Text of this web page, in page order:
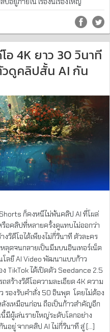
อ 4K ยาว 30 วินาที
วดูคลิปสั้น AI กัน
ก็คงหนีไม่พ้นคลิป AI ที่โผล่
อคลิปที่หลายครั้งดูแทบไม่ออกว่า
งวิดีโอได้เพียงไม่กี่วินาที ตัวละคร
ลุดจนกลายเป็นมีมบนอินเทอร์เน็ต
โลยี AI Video พัฒนาแบบก้าว
TikTok ได้เปิดตัว Seedance 2.5
สร้างวิดีโอความละเอียด 4K ความ
รองรับคำสั่ง 50 อินพุต โดยไม่ต้อง
งเหมือนก่อน ถือเป็นก้าวสำคัญอีก
มีผู้เล่นรายใหญ่ระดับโลกอย่าง
นอยู่ จากคลิป AI ไม่กี่วินาที สู่ […]